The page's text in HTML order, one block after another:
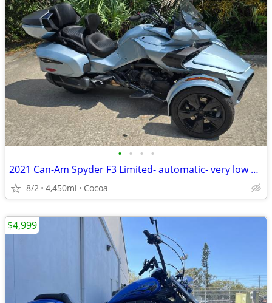
• • • •
2021 Can-Am Spyder F3 Limited- automatic- very low miles
8/2 4,450mi Cocoa
$4,999